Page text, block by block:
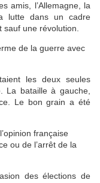
amis, l’Allemagne, la
lutte dans un cadre
sauf une révolution.
de la guerre avec
les deux seules
La bataille à gauche,
Le bon grain a été
française
ou de l’arrêt de la
des élections de